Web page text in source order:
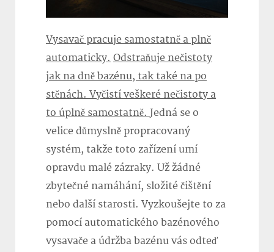
Vysavač pracuje samostatně a plně
automaticky. Odstraňuje nečistoty
jak na dně bazénu, tak také na po
stěnách. Vyčistí veškeré nečistoty a
to úplně samostatně. Jedná se o
velice důmyslně propracovaný
systém, takže toto zařízení umí
opravdu malé zázraky. Už žádné
zbytečné namáhání, složité čištění
nebo další starosti. Vyzkoušejte to za
pomocí automatického bazénového
vysavače a údržba bazénu vás odteď